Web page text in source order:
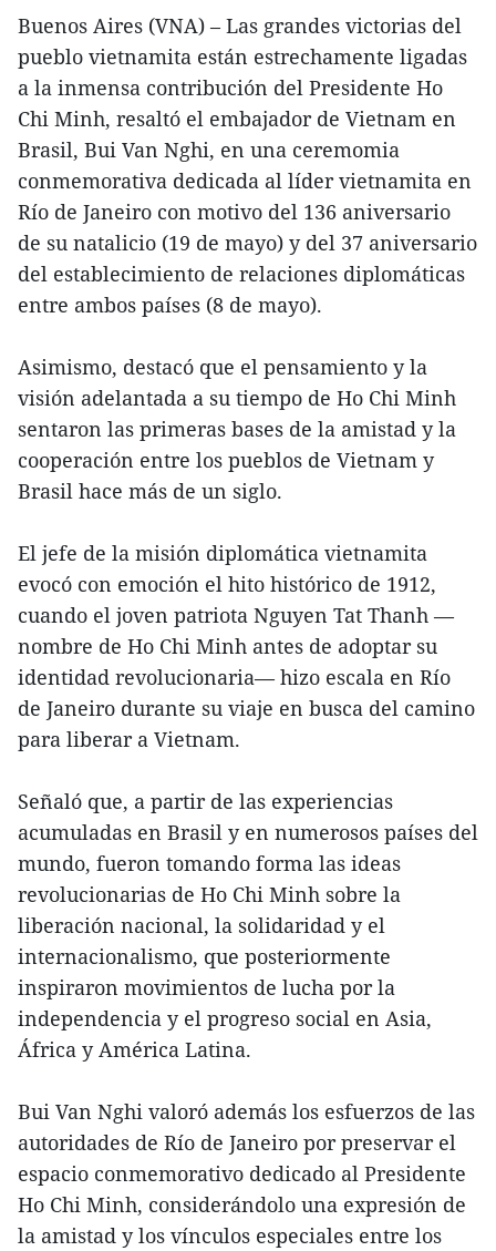
Buenos Aires (VNA) – Las grandes victorias del
pueblo vietnamita están estrechamente ligadas
a la inmensa contribución del Presidente Ho
Chi Minh, resaltó el embajador de Vietnam en
Brasil, Bui Van Nghi, en una ceremomia
conmemorativa dedicada al líder vietnamita en
Río de Janeiro con motivo del 136 aniversario
de su natalicio (19 de mayo) y del 37 aniversario
del establecimiento de relaciones diplomáticas
entre ambos países (8 de mayo).
Asimismo, destacó que el pensamiento y la
visión adelantada a su tiempo de Ho Chi Minh
sentaron las primeras bases de la amistad y la
cooperación entre los pueblos de Vietnam y
Brasil hace más de un siglo.
El jefe de la misión diplomática vietnamita
evocó con emoción el hito histórico de 1912,
cuando el joven patriota Nguyen Tat Thanh —
nombre de Ho Chi Minh antes de adoptar su
identidad revolucionaria— hizo escala en Río
de Janeiro durante su viaje en busca del camino
para liberar a Vietnam.
Señaló que, a partir de las experiencias
acumuladas en Brasil y en numerosos países del
mundo, fueron tomando forma las ideas
revolucionarias de Ho Chi Minh sobre la
liberación nacional, la solidaridad y el
internacionalismo, que posteriormente
inspiraron movimientos de lucha por la
independencia y el progreso social en Asia,
África y América Latina.
Bui Van Nghi valoró además los esfuerzos de las
autoridades de Río de Janeiro por preservar el
espacio conmemorativo dedicado al Presidente
Ho Chi Minh, considerándolo una expresión de
la amistad y los vínculos especiales entre los